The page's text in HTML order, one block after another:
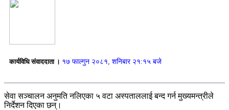
कार्यविधि संवाददाता । १७ फाल्गुन २०८१, शनिबार २१:१५ बजे
सेवा सञ्चालन अनुमति नलिएका ५ वटा अस्पताललाई बन्द गर्न मुख्यमन्त्रीले
निर्देशन दिएका छन्।